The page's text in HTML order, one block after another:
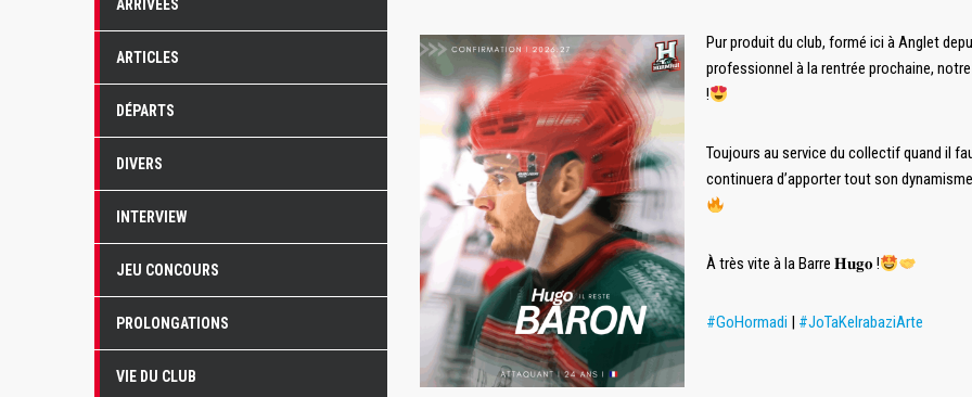
Pur produit du club, formé ici à Anglet
professionnel à la rentrée prochaine,
!
Toujours au service du collectif quand il
continuera d’apporter tout son
À très vite à la Barre 𝐇𝐮𝐠𝐨 !
#GoHormadi | #JoTaKeIrabaziArte
ARRIVÉES
ARTICLES
DÉPARTS
DIVERS
INTERVIEW
JEU CONCOURS
PROLONGATIONS
VIE DU CLUB